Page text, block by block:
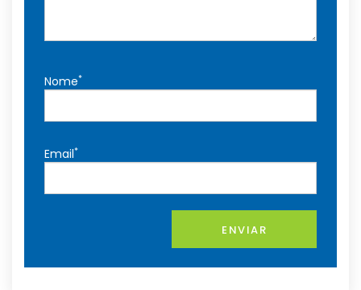
Nome*
Email*
ENVIAR